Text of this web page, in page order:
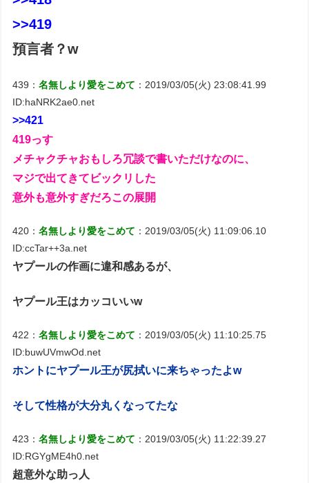
>>419
預言者？w
439：名無しより愛をこめて ：2019/03/05(火) 23:08:41.99
ID:haNRK2ae0.net
>>421
419っす
メチャクチャおもしろ冗談で書いただけなのに、
マジで出てきてビックリした
意外も意外すぎだろこの展開
420：名無しより愛をこめて ：2019/03/05(火) 11:09:06.10
ID:ccTar++3a.net
ヤプールの作画に違和感あるが、
ヤプール王はカッコいいw
422：名無しより愛をこめて ：2019/03/05(火) 11:10:25.75
ID:buwUVmwOd.net
ホントにヤプール王が尻拭いに来ちゃったよw
そして性格が大分丸くなってたな
423：名無しより愛をこめて ：2019/03/05(火) 11:22:39.27
ID:RGYgME4h0.net
超意外な助っ人